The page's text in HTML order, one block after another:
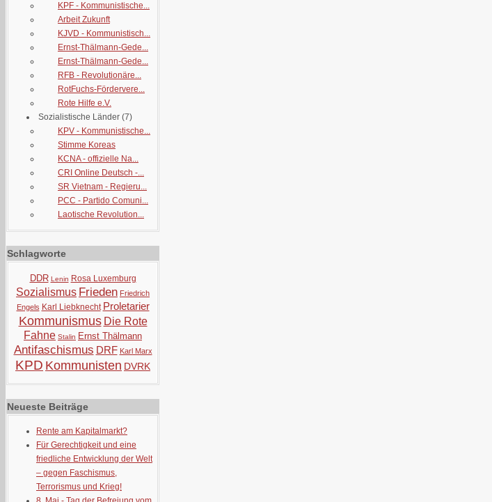
KPF - Kommunistische...
Arbeit Zukunft
KJVD - Kommunistisch...
Ernst-Thälmann-Gede...
Ernst-Thälmann-Gede...
RFB - Revolutionäre...
RotFuchs-Fördervere...
Rote Hilfe e.V.
Sozialistische Länder (7)
KPV - Kommunistische...
Stimme Koreas
KCNA - offizielle Na...
CRI Online Deutsch -...
SR Vietnam - Regieru...
PCC - Partido Comuni...
Laotische Revolution...
Schlagworte
DDR Lenin Rosa Luxemburg
Sozialismus Frieden Friedrich
Engels Karl Liebknecht Proletarier
Kommunismus Die Rote
Fahne Stalin Ernst Thälmann
Antifaschismus DRF Karl Marx
KPD Kommunisten DVRK
Neueste Beiträge
Rente am Kapitalmarkt?
Für Gerechtigkeit und eine
friedliche Entwicklung der Welt
– gegen Faschismus,
Terrorismus und Krieg!